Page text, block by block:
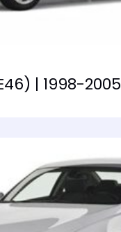
| 1998-2005